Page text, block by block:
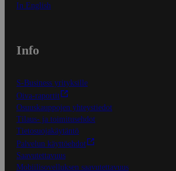
In English
Info
S-Business yrityksille
Oiva-raportit
Osuuskauppojen yhteystiedot
Tilaus- ja toimitusehdot
Tietosuojakäytäntö
Palvelun käyttöehdot
Saavutettavuus
Mobiilisovelluksen saavutettavuus